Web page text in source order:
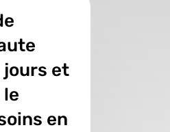
jours et
en